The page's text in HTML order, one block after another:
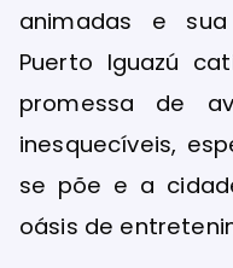
animadas e
Puerto Iguazú
promessa de
inesquecíveis,
se põe e a
oásis de